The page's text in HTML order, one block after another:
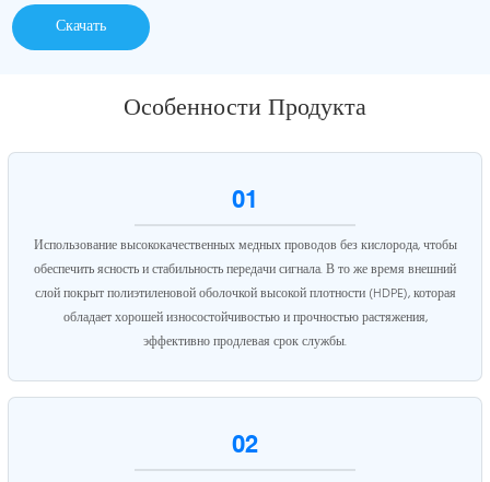
Скачать
Особенности Продукта
01
Использование высококачественных медных проводов без кислорода, чтобы
обеспечить ясность и стабильность передачи сигнала. В то же время внешний
слой покрыт полиэтиленовой оболочкой высокой плотности (HDPE), которая
обладает хорошей износостойчивостью и прочностью растяжения,
эффективно продлевая срок службы.
02